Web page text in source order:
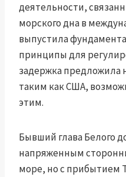
деятельности,
морского дна в
выпустила
принципы для
задержка предложила
таким как США,
этим.
Бывший глава Белого
напряженным
море, но с прибытием